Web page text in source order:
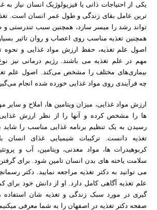
یکی از احتیاجات ذاتی یا فیزیولوژیک انسان نیاز
ترین عامل بقای زندگی و طول عمر انسان است.
تواند رشد را میسر سازد، همچنین سبب تندرستی
همچنین تغذیه مناسب روی اعصاب و روان تاثیر
اصول‌ علم‌ تغذیه‌، حفظ ارزش‌ مواد غذایی‌ و نحوه‌
مهم در علم تغذیه می باشند. رژیم‌ درمانی‌ نیز
بیماری‌های‌ مختلف‌ را مشخص‌ می‌کند. اصول‌ علم‌
چه‌ فرآیندی‌ روی‌ مواد غذایی‌ خورده‌ شده‌ انجام‌
ارزش مواد غذایی، میزان ویتامین ها، املاح و سایر
ها را مشخص کرده و آنها را از نظر ارزش
رسیدن به یک تنظیم برنامه غذایی مناسب را
تغذیه دانست. ترکیبات شیمیایی غذای انسان
کربوهیدرات ها، مواد معدنی، ویتامین، آب و
سلامت یاخته های بدن انسان تامین شود. برای
می توانید به دکتر تغذیه مراجعه نمایید. دکتر
علم تغذیه آگاهی کامل دارد. او از دانش خود برای
گیری در مورد سبک زندگی و تغذیه شان استفاده
صفحه دکتر تغذیه در اصفهان را به شما معرفی میکنیم.